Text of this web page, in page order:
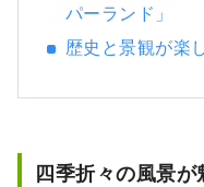
パーランド」
歴史と景観が楽
四季折々の風景